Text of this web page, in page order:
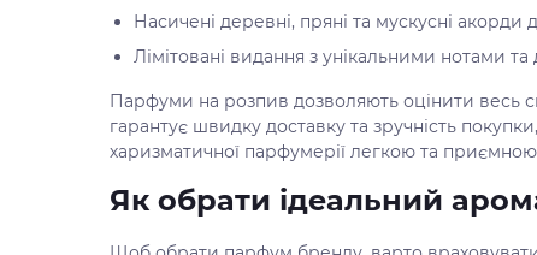
Насичені деревні, пряні та мускусні акорди
Лімітовані видання з унікальними нотами
Парфуми на розпив дозволяють оцінити весь
гарантує швидку доставку та зручність
харизматичної парфумерії легкою та
Як обрати ідеальний